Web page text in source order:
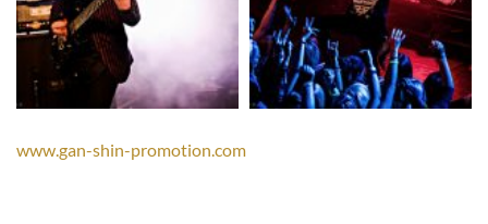
www.gan-shin-promotion.com